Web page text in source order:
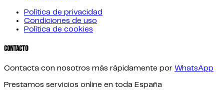
Política de privacidad
Condiciones de uso
Política de cookies
Contacto
Contacta con nosotros más rápidamente por WhatsApp
Prestamos servicios online en toda España